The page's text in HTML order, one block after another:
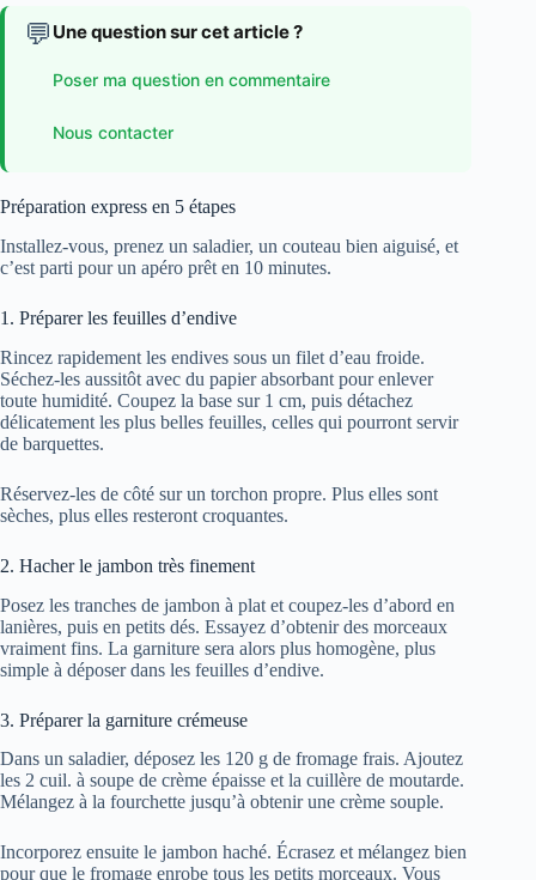
💬 Une question sur cet article ?
Poser ma question en commentaire
Nous contacter
Préparation express en 5 étapes
Installez-vous, prenez un saladier, un couteau bien aiguisé, et
c’est parti pour un apéro prêt en 10 minutes.
1. Préparer les feuilles d’endive
Rincez rapidement les endives sous un filet d’eau froide.
Séchez-les aussitôt avec du papier absorbant pour enlever
toute humidité. Coupez la base sur 1 cm, puis détachez
délicatement les plus belles feuilles, celles qui pourront servir
de barquettes.
Réservez-les de côté sur un torchon propre. Plus elles sont
sèches, plus elles resteront croquantes.
2. Hacher le jambon très finement
Posez les tranches de jambon à plat et coupez-les d’abord en
lanières, puis en petits dés. Essayez d’obtenir des morceaux
vraiment fins. La garniture sera alors plus homogène, plus
simple à déposer dans les feuilles d’endive.
3. Préparer la garniture crémeuse
Dans un saladier, déposez les 120 g de fromage frais. Ajoutez
les 2 cuil. à soupe de crème épaisse et la cuillère de moutarde.
Mélangez à la fourchette jusqu’à obtenir une crème souple.
Incorporez ensuite le jambon haché. Écrasez et mélangez bien
pour que le fromage enrobe tous les petits morceaux. Vous